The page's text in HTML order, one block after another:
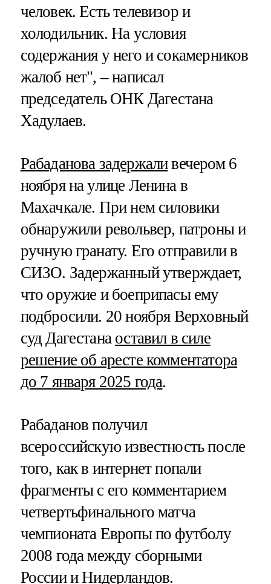
человек. Есть телевизор и
холодильник. На условия
содержания у него и сокамерников
жалоб нет", – написал
председатель ОНК Дагестана
Хадулаев.
Рабаданова задержаливечером 6
ноября на улице Ленина в
Махачкале. При нем силовики
обнаружили револьвер, патроны и
ручную гранату. Его отправили в
СИЗО. Задержанный утверждает,
что оружие и боеприпасы ему
подбросили. 20 ноября Верховный
суд Дагестана оставил в силе
решение об аресте комментатора
до 7 января 2025 года.
Рабаданов получил
всероссийскую известность после
того, как в интернет попали
фрагменты с его комментарием
четвертьфинального матча
чемпионата Европы по футболу
2008 года между сборными
России и Нидерландов.